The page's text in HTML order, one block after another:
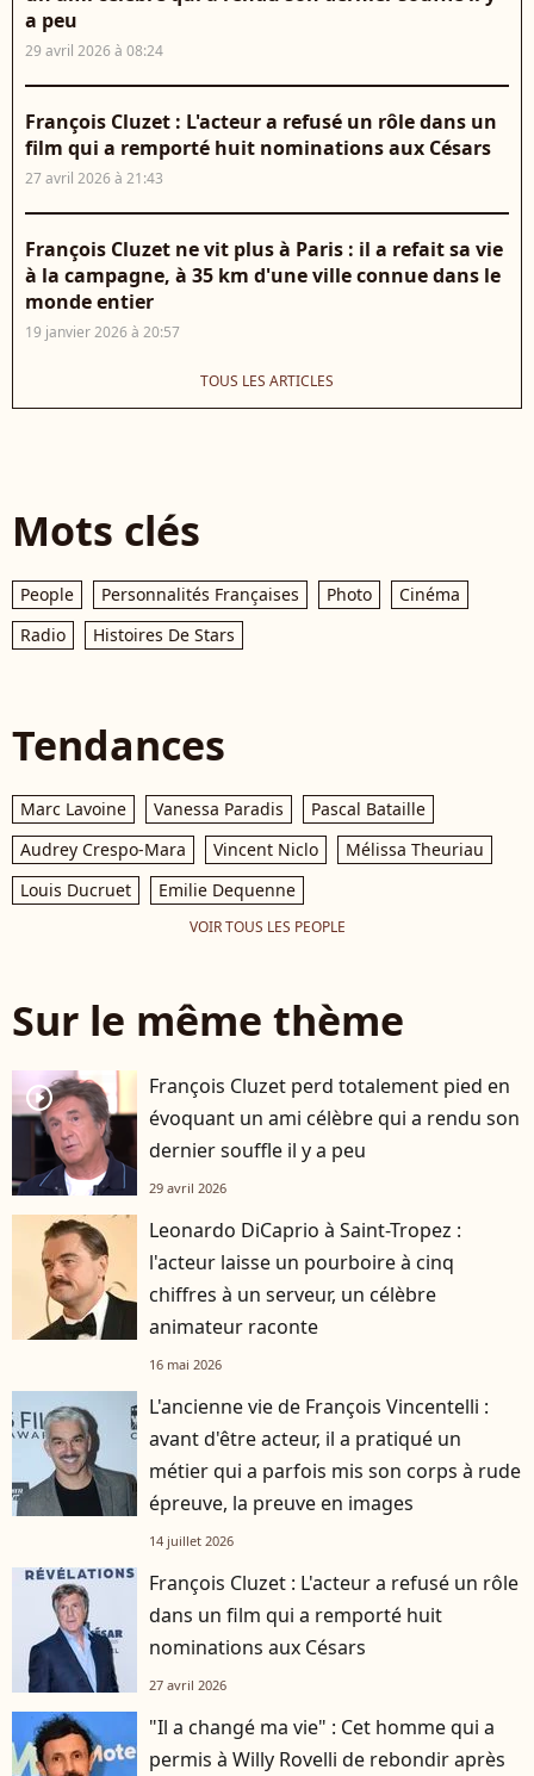
a peu
29 avril 2026 à 08:24
François Cluzet : L'acteur a refusé un rôle dans un
film qui a remporté huit nominations aux Césars
27 avril 2026 à 21:43
François Cluzet ne vit plus à Paris : il a refait sa vie
à la campagne, à 35 km d'une ville connue dans le
monde entier
19 janvier 2026 à 20:57
TOUS LES ARTICLES
Mots clés
People Personnalités Françaises Photo
Cinéma
Radio
Histoires De Stars
Tendances
Marc Lavoine Vanessa Paradis
Pascal Bataille
Audrey Crespo-Mara
Vincent Niclo
Mélissa Theuriau
Louis Ducruet
Emilie Dequenne
VOIR TOUS LES PEOPLE
Sur le même thème
player2
François Cluzet perd totalement pied en
évoquant un ami célèbre qui a rendu son
dernier souffle il y a peu
29 avril 2026
Leonardo DiCaprio à Saint-Tropez :
l'acteur laisse un pourboire à cinq
chiffres à un serveur, un célèbre
animateur raconte
16 mai 2026
L'ancienne vie de François Vincentelli :
avant d'être acteur, il a pratiqué un
métier qui a parfois mis son corps à rude
épreuve, la preuve en images
14 juillet 2026
François Cluzet : L'acteur a refusé un rôle
dans un film qui a remporté huit
nominations aux Césars
27 avril 2026
"Il a changé ma vie" : Cet homme qui a
permis à Willy Rovelli de rebondir après